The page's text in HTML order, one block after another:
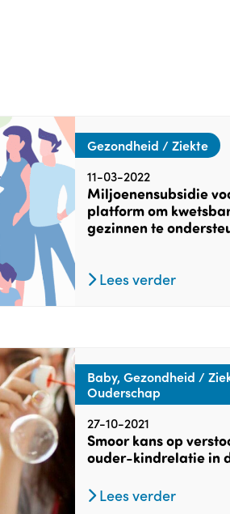
Gezondheid / Ziekte
11-03-2022
Miljoenensubsidie
platform om
gezinnen te
Lees verder
Baby, Gezondheid /
Ouderschap
27-10-2021
Smoor kans op
ouder-kindrelatie in
Lees verder